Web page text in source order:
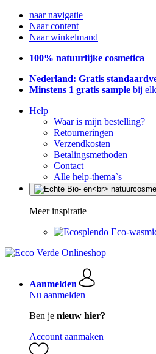
naar navigatie
Naar content
Naar winkelmand
100% natuurlijke cosmetica
Nederland: Gratis
Minstens 1 gratis sample bij
Help
Waar is mijn bestelling?
Retourneringen
Verzendkosten
Betalingsmethoden
Contact
Alle help-thema`s
Meer inspiratie
Eco-
Aanmelden
Nu aanmelden
Ben je nieuw hier?
Account aanmaken